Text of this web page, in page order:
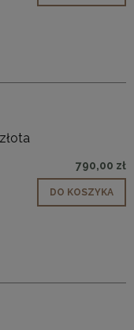
790,00 zł
DO KOSZYKA